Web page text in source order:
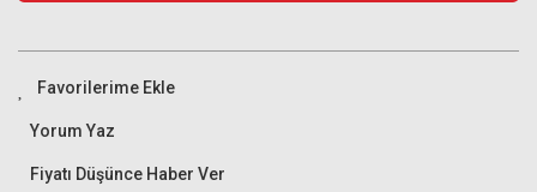
Yorum Yaz
Fiyatı Düşünce Haber Ver